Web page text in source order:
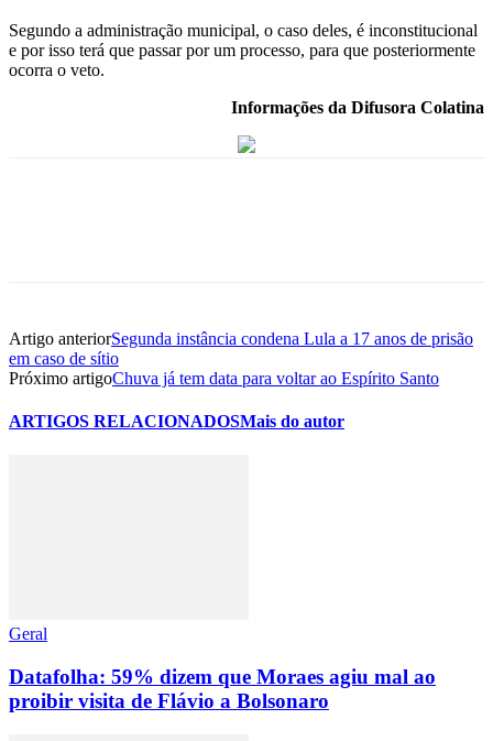
Segundo a administração municipal, o caso deles, é inconstitucional
e por isso terá que passar por um processo, para que posteriormente
ocorra o veto.
Informações da Difusora Colatina
Artigo anteriorSegunda instância condena Lula a 17 anos de prisão
em caso de sítio
Próximo artigoChuva já tem data para voltar ao Espírito Santo
ARTIGOS RELACIONADOSMais do autor
Geral
Datafolha: 59% dizem que Moraes agiu mal ao
proibir visita de Flávio a Bolsonaro